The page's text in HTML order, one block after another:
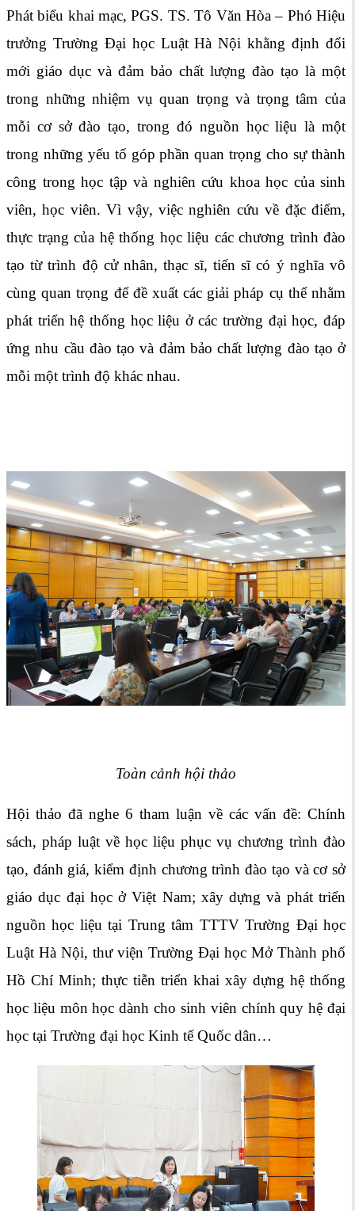
Phát biểu khai mạc, PGS. TS. Tô Văn Hòa – Phó Hiệu
trưởng Trường Đại học Luật Hà Nội khằng định đổi
mới giáo dục và đảm bảo chất lượng đào tạo là một
trong những nhiệm vụ quan trọng và trọng tâm của
mỗi cơ sở đào tạo, trong đó nguồn học liệu là một
trong những yếu tố góp phần quan trọng cho sự thành
công trong học tập và nghiên cứu khoa học của sinh
viên, học viên. Vì vậy, việc nghiên cứu về đặc điểm,
thực trạng của hệ thống học liệu các chương trình đào
tạo từ trình độ cử nhân, thạc sĩ, tiến sĩ có ý nghĩa vô
cùng quan trọng để đề xuất các giải pháp cụ thể nhằm
phát triển hệ thống học liệu ở các trường đại học, đáp
ứng nhu cầu đào tạo và đảm bảo chất lượng đào tạo ở
mỗi một trình độ khác nhau.
Toàn cảnh hội thảo
Hội thảo đã nghe 6 tham luận về các vấn đề: Chính
sách, pháp luật về học liệu phục vụ chương trình đào
tạo, đánh giá, kiểm định chương trình đào tạo và cơ sở
giáo dục đại học ở Việt Nam; xây dựng và phát triển
nguồn học liệu tại Trung tâm TTTV Trường Đại học
Luật Hà Nội, thư viện Trường Đại học Mở Thành phố
Hồ Chí Minh; thực tiễn triển khai xây dựng hệ thống
học liệu môn học dành cho sinh viên chính quy hệ đại
học tại Trường đại học Kinh tế Quốc dân…